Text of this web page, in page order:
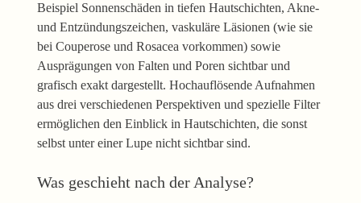
Beispiel Sonnenschäden in tiefen Hautschichten, Akne-
und Entzündungszeichen, vaskuläre Läsionen (wie sie
bei Couperose und Rosacea vorkommen) sowie
Ausprägungen von Falten und Poren sichtbar und
grafisch exakt dargestellt. Hochauflösende Aufnahmen
aus drei verschiedenen Perspektiven und spezielle Filter
ermöglichen den Einblick in Hautschichten, die sonst
selbst unter einer Lupe nicht sichtbar sind.
Was geschieht nach der Analyse?